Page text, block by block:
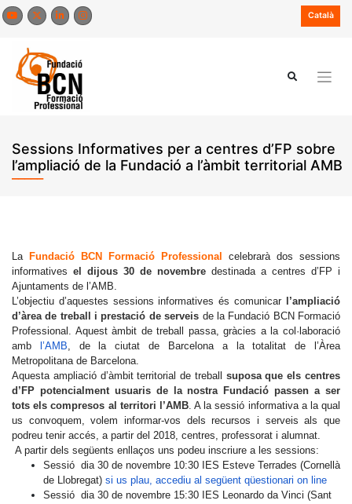
Skip
to
Català
Sessions Informatives per a centres d’FP sobre
l’ampliació de la Fundació a l’àmbit territorial AMB
La Fundació BCN Formació Professional
celebrarà dos sessions
informatives el dijous 30 de novembre destinada a centres d’FP i
Ajuntaments de l’AMB.
L’objectiu d’aquestes sessions informatives és comunicar
l’ampliació
d’àrea de treball i prestació de serveis de la Fundació BCN Formació
Professional. Aquest àmbit de treball passa, gràcies a la col·laboració
amb
l’AMB, de la ciutat de Barcelona a la totalitat de l’Àrea
Metropolitana de Barcelona.
Aquesta ampliació d’àmbit territorial de treball
suposa que els centres
d’FP potencialment usuaris de la nostra Fundació passen a ser
tots els compresos al territori l’AMB. A la sessió informativa a la qual
us convoquem, volem informar-vos dels recursos i serveis als que
podreu tenir accés, a partir del 2018, centres, professorat i alumnat.
A partir dels següents enllaços uns podeu inscriure a les sessions:
Sessió dia 30 de novembre 10:30 IES Esteve Terrades (Cornellà
de Llobregat) si us plau, accediu al següent qüestionari on line
Sessió dia 30 de novembre 15:30 IES Leonardo da Vinci (Sant